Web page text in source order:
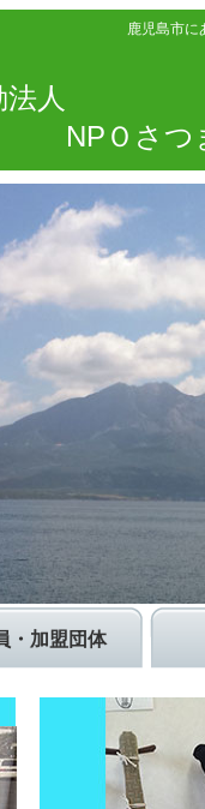
鹿児島市に
人
つ
・加盟団体